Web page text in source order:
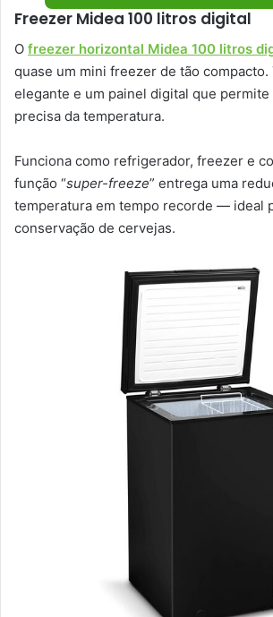
Freezer Midea 100 litros digital
O freezer horizontal Midea 100 litros
quase um mini freezer de tão compacto.
elegante e um painel digital que permite
precisa da temperatura.
Funciona como refrigerador, freezer e
função “super-freeze” entrega uma
temperatura em tempo recorde — ideal
conservação de cervejas.